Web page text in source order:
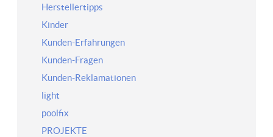
Herstellertipps
Kinder
Kunden-Erfahrungen
Kunden-Fragen
Kunden-Reklamationen
light
poolfix
PROJEKTE